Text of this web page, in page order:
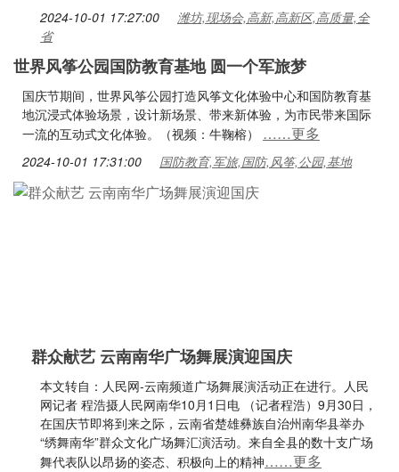
2024-10-01 17:27:00
潍坊,现场会,高新,高新区,高质量,全
省
世界风筝公园国防教育基地 圆一个军旅梦
国庆节期间，世界风筝公园打造风筝文化体验中心和国防教育基
地沉浸式体验场景，设计新场景、带来新体验，为市民带来国际
一流的互动式文化体验。（视频：牛鞠榕） ……更多
2024-10-01 17:31:00 国防教育,军旅,国防,风筝,公园,基地
群众献艺 云南南华广场舞展演迎国庆
本文转自：人民网-云南频道广场舞展演活动正在进行。人民
网记者 程浩摄人民网南华10月1日电 （记者程浩）9月30日，
在国庆节即将到来之际，云南省楚雄彝族自治州南华县举办
“绣舞南华”群众文化广场舞汇演活动。来自全县的数十支广场
舞代表队以昂扬的姿态、积极向上的精神……更多